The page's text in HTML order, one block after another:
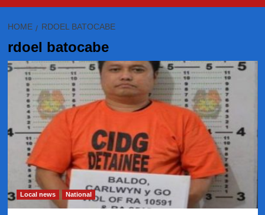
HOME RDOEL BATOCABE
rdoel batocabe
Local news National